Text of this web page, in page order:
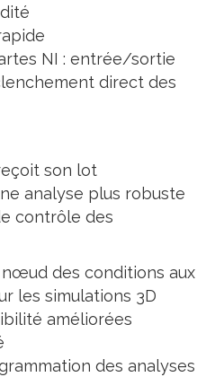
NI : entrée/sortie
direct des
son lot
analyse plus robuste
contrôle des
des conditions aux
les simulations 3D
améliorées
des analyses